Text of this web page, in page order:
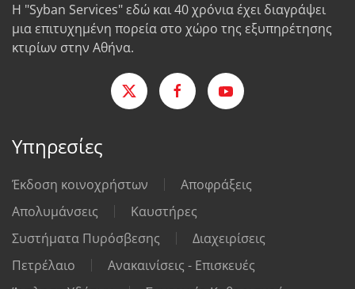
Η "Syban Services" εδώ και 40 χρόνια έχει διαγράψει
μια επιτυχημένη πορεία στο χώρο της εξυπηρέτησης
κτιρίων στην Αθήνα.
Υπηρεσίες
Έκδοση κοινοχρήστων
Αποφράξεις
Απολυμάνσεις
Καυστήρες
Συστήματα Πυρόσβεσης
Διαχειρίσεις
Πετρέλαιο
Ανακαινίσεις - Επισκευές